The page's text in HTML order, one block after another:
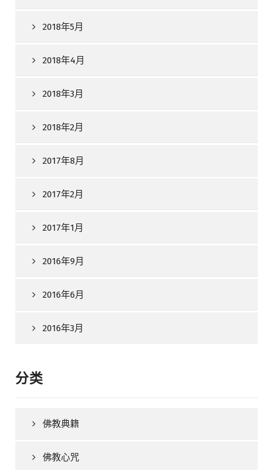
2018年5月
2018年4月
2018年3月
2018年2月
2017年8月
2017年2月
2017年1月
2016年9月
2016年6月
2016年3月
分类
佛教典籍
佛教心咒